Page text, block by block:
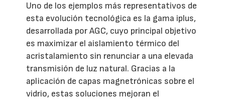
Uno de los ejemplos más representativos de
esta evolución tecnológica es la gama iplus,
desarrollada por AGC, cuyo principal objetivo
es maximizar el aislamiento térmico del
acristalamiento sin renunciar a una elevada
transmisión de luz natural. Gracias a la
aplicación de capas magnetrónicas sobre el
vidrio, estas soluciones mejoran el